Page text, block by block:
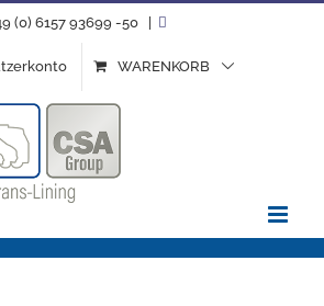
(0) 6157 93699 -50
WARENKORB